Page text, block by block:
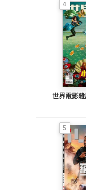
4
世界電影雜
5